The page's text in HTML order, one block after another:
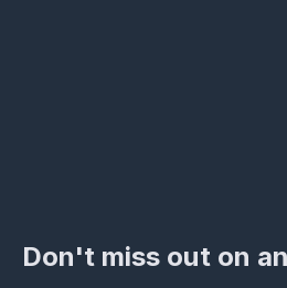
Don't miss out on